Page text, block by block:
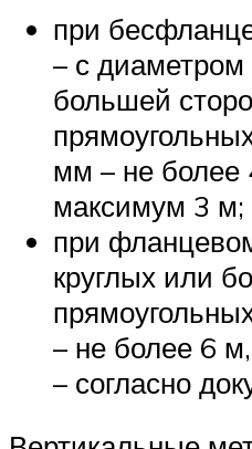
при
– с диаметром
большей
мм – не более
максимум 3 м;
при
круглых или
– не более 6
– согласно